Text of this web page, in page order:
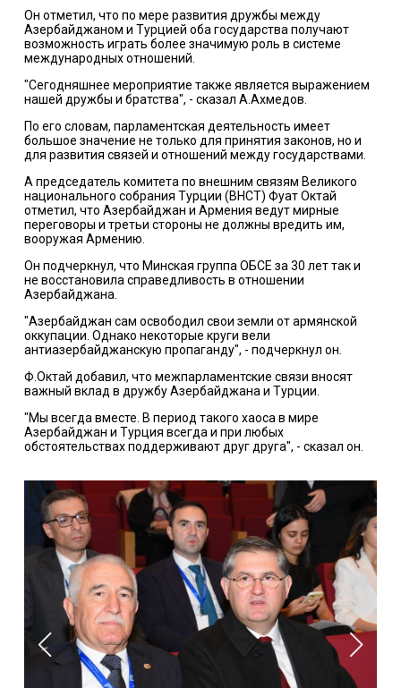
Он отметил, что по мере развития дружбы между
Азербайджаном и Турцией оба государства получают
возможность играть более значимую роль в системе
международных отношений.
"Сегодняшнее мероприятие также является выражением
нашей дружбы и братства", - сказал А.Ахмедов.
По его словам, парламентская деятельность имеет
большое значение не только для принятия законов, но и
для развития связей и отношений между государствами.
А председатель комитета по внешним связям Великого
национального собрания Турции (ВНСТ) Фуат Октай
отметил, что Азербайджан и Армения ведут мирные
переговоры и третьи стороны не должны вредить им,
вооружая Армению.
Он подчеркнул, что Минская группа ОБСЕ за 30 лет так и
не восстановила справедливость в отношении
Азербайджана.
"Азербайджан сам освободил свои земли от армянской
оккупации. Однако некоторые круги вели
антиазербайджанскую пропаганду", - подчеркнул он.
Ф.Октай добавил, что межпарламентские связи вносят
важный вклад в дружбу Азербайджана и Турции.
"Мы всегда вместе. В период такого хаоса в мире
Азербайджан и Турция всегда и при любых
обстоятельствах поддерживают друг друга", - сказал он.